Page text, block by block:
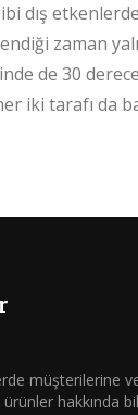
gibi dış
zaman
de 30
iki tarafı da
müşterilerine
hakkında